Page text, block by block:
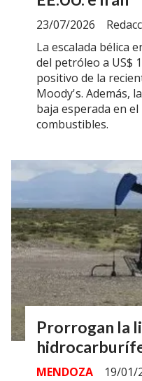
23/07/2026
La escalada bélica
del petróleo a US$
positivo de la
Moody's. Además,
baja esperada en
combustibles.
Prorrogan la
MENDOZA
19/01/